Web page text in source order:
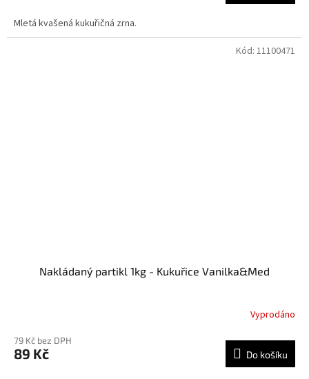
Mletá kvašená kukuřičná zrna.
Nakládaný partikl 1kg - Kukuřice Vanilka&Med
Vyprodáno
79 Kč bez DPH
89 Kč Do košíku
Kód: 11100471